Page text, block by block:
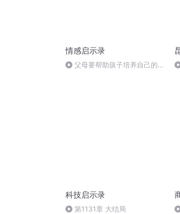
情感启示录
父母要帮助孩子培养自己的兴
科技启示录
第1131章 大结局